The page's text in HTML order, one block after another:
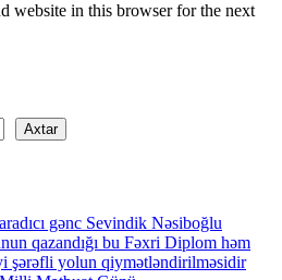
website in this browser for the next
Axtar
gənc Sevindik Nəsiboğlu
qazandığı bu Fəxri Diplom həm
şərəfli yolun qiymətləndirilməsidir